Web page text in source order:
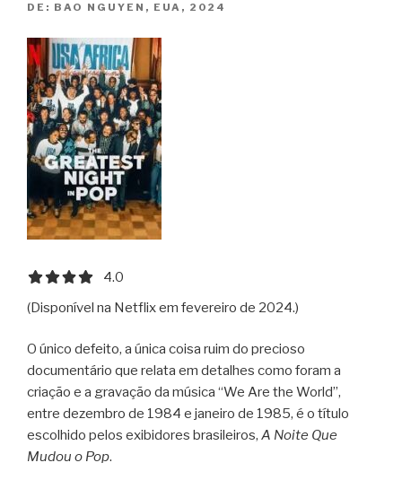
DE: BAO NGUYEN, EUA, 2024
4.0 out of 5.0 stars
4.0
(Disponível na Netflix em fevereiro de 2024.)
O único defeito, a única coisa ruim do precioso
documentário que relata em detalhes como foram a
criação e a gravação da música “We Are the World”,
entre dezembro de 1984 e janeiro de 1985, é o título
escolhido pelos exibidores brasileiros, A Noite Que
Mudou o Pop.